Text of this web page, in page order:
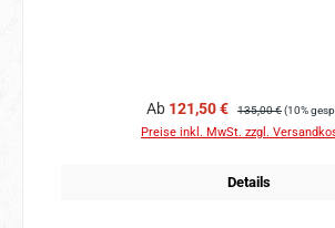
Verkaufspreis:
Ab 121,50 € Regulärer Preis:
135,00 €(10%
Preise inkl. MwSt. zzgl.
Details